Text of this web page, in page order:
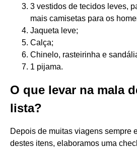
3 vestidos de tecidos leves,
mais camisetas para os
Jaqueta leve;
Calça;
Chinelo, rasteirinha e
1 pijama.
O que levar na mala
lista?
Depois de muitas viagens sempre
destes itens, elaboramos uma